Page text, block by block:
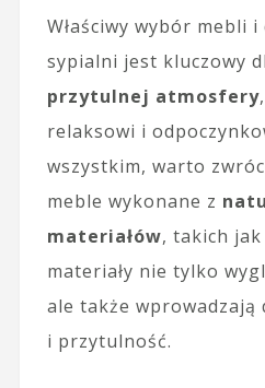
Właściwy wybór mebli
sypialni jest kluczowy
przytulnej atmosfery
relaksowi i
wszystkim, warto
meble wykonane z
materiałów, takich jak
materiały nie tylko
ale także wprowadzają
i przytulność.